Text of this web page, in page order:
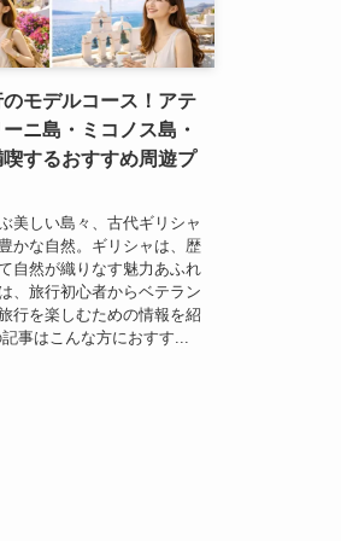
モデルコース！アテ
ニ島・ミコノス島・
するおすすめ周遊プ
美しい島々、古代ギリシャ
かな自然。ギリシャは、歴
自然が織りなす魅力あふれ
、旅行初心者からベテラン
行を楽しむための情報を紹
事はこんな方におすす...